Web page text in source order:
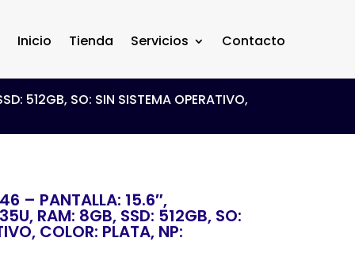
Inicio Tienda Servicios Contacto
512GB, SO: SIN SISTEMA OPERATIVO,
– PANTALLA: 15.6″,
RAM: 8GB, SSD: 512GB, SO:
COLOR: PLATA, NP: